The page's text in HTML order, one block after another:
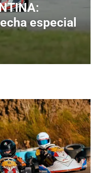
especial